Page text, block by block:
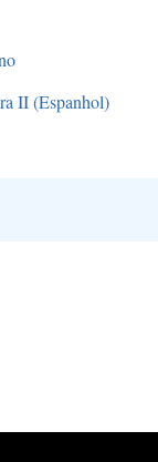
II (Espanhol)